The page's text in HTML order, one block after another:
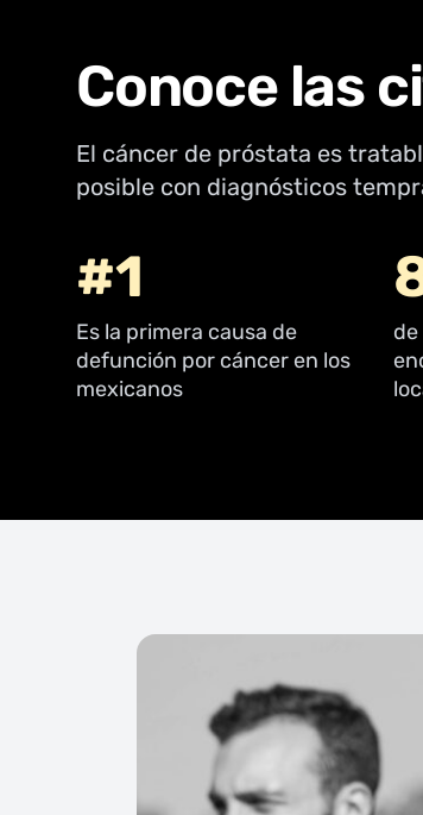
Conoce las
El cáncer de próstata es
posible con diagnósticos
Es la primera causa de
defunción por cáncer en los
mexicanos
#1
de